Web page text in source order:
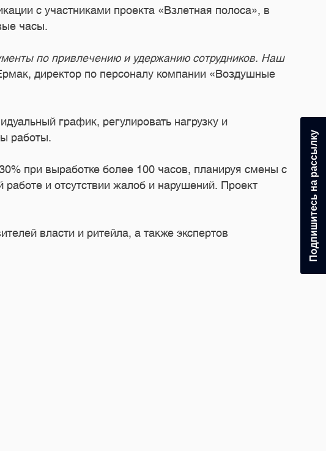
с участниками проекта «Взлетная полоса», в
часы.
по привлечению и удержанию сотрудников. Наш
директор по персоналу компании «Воздушные
график, регулировать нагрузку и
работы.
при выработке более 100 часов, планируя смены с
и отсутствии жалоб и нарушений. Проект
власти и ритейла, а также экспертов
ярких снимков. Каждый кадр показал аэропорт с разных сторон
Подпишитесь на рассылку